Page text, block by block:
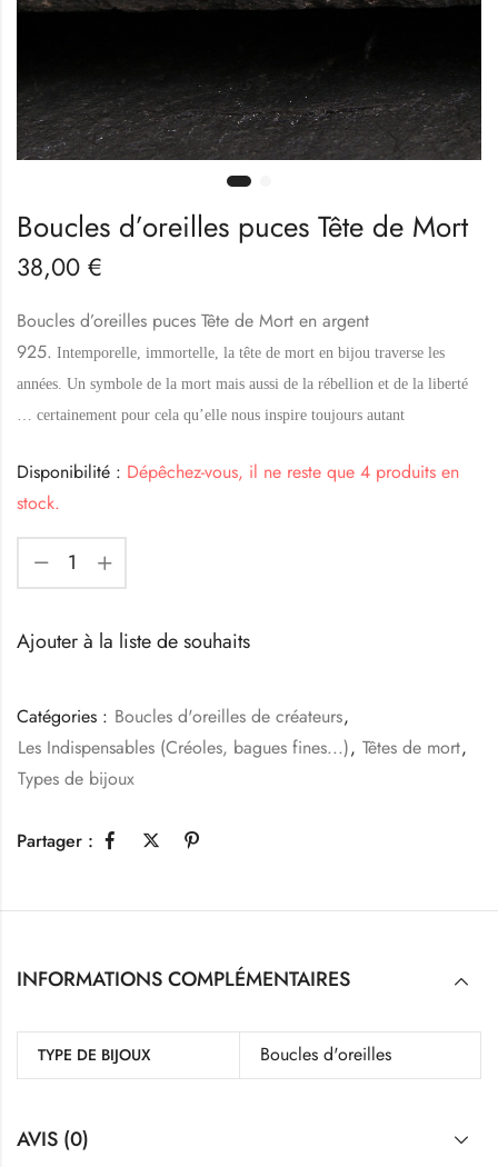
Boucles d’oreilles puces Tête de Mort
38,00 €
Boucles d’oreilles puces Tête de Mort en argent
925. Intemporelle, immortelle, la tête de mort en bijou traverse les
années. Un symbole de la mort mais aussi de la rébellion et de la liberté
… certainement pour cela qu’elle nous inspire toujours autant
Disponibilité : Dépêchez-vous, il ne reste que 4 produits en
stock.
Ajouter à la liste de souhaits
Catégories : Boucles d'oreilles de créateurs,
Les Indispensables (Créoles, bagues fines...), Têtes de mort,
Types de bijoux
Partager :
INFORMATIONS COMPLÉMENTAIRES
TYPE DE BIJOUX Boucles d'oreilles
AVIS (0)